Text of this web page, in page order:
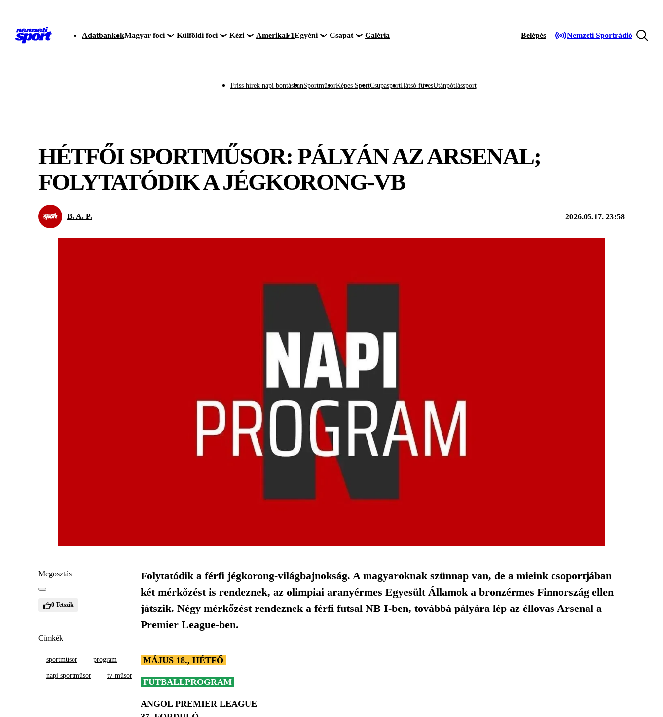
AdatbankokMagyar foci Külföldi foci Kézi AmerikaF1Egyéni Csapat Galéria Belépés Nemzeti Sportrádió
Friss hírek napi bontásbanSportműsorKépes SportCsupasportHátsó füvesUtánpótlássport
HÉTFŐI SPORTMŰSOR: PÁLYÁN AZ ARSENAL;
FOLYTATÓDIK A JÉGKORONG-VB
B. A. P. 2026.05.17. 23:58
Megosztás
0 Tetszik
Címkék
sportműsor program
napi sportműsor tv-műsor
Folytatódik a férfi jégkorong-világbajnokság. A magyaroknak szünnap van, de a mieink csoportjában
két mérkőzést is rendeznek, az olimpiai aranyérmes Egyesült Államok a bronzérmes Finnország ellen
játszik. Négy mérkőzést rendeznek a férfi futsal NB I-ben, továbbá pályára lép az éllovas Arsenal a
Premier League-ben.
MÁJUS 18., HÉTFŐ
FUTBALLPROGRAM
ANGOL PREMIER LEAGUE